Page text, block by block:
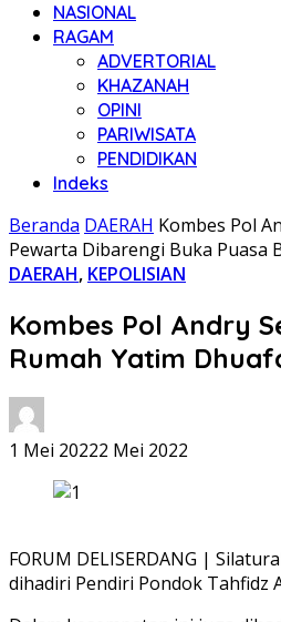
NASIONAL
RAGAM
ADVERTORIAL
KHAZANAH
OPINI
PARIWISATA
PENDIDIKAN
Indeks
Beranda DAERAH Kombes Pol
Pewarta Dibarengi Buka Puasa
DAERAH, KEPOLISIAN
Kombes Pol Andry
Rumah Yatim
1 Mei 20222 Mei 2022
FORUM DELISERDANG |
dihadiri Pendiri Pondok Tahfidz